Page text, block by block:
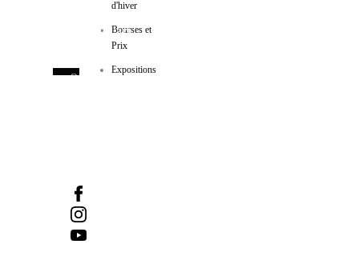
d'hiver
Bourses et
Prix
Expositions
Manif d'art
600, côte d’Abraham
Québec (Québec) GIR IAI